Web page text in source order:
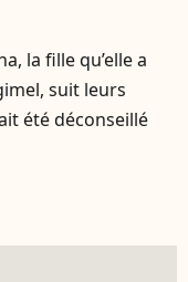
la fille qu’elle a
suit leurs
été déconseillé